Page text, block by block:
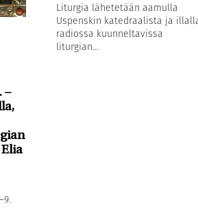
–
Liturgia lähetetään aamulla
Uspenskin katedraalista ja
radiossa kuunneltavissa
liturgian...